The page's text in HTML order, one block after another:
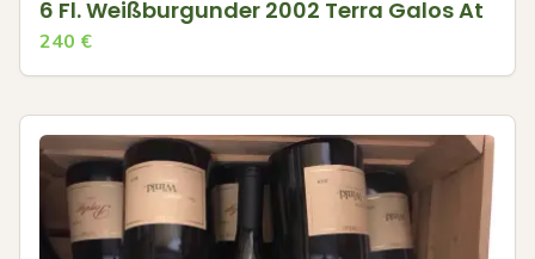
6 Fl. Weißburgunder 2002 Terra Galos At
240 €